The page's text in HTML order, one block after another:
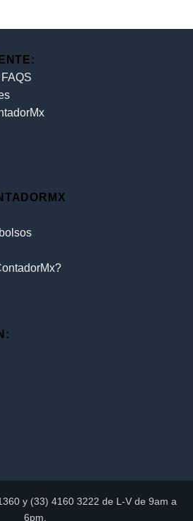
y (33) 4160 3222 de L-V de 9am a
6pm.